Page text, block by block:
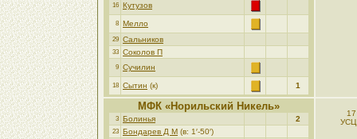
16 Кутузов
8 Мелло
29 Сальников
33 Соколов П
9 Сучилин
18 Сытин (к) 1
МФК «Норильский Никель»
3 Болинья 2
23 Бондарев Д М (в: 1′-50′)
УСЦ